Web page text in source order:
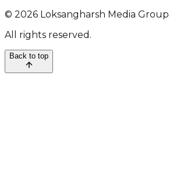
© 2026 Loksangharsh Media Group
All rights reserved.
Back to top